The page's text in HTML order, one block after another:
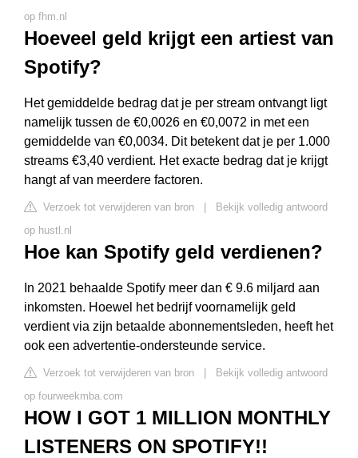
op fhm.nl
Hoeveel geld krijgt een artiest van
Spotify?
Het gemiddelde bedrag dat je per stream ontvangt ligt
namelijk tussen de €0,0026 en €0,0072 in met een
gemiddelde van €0,0034. Dit betekent dat je per 1.000
streams €3,40 verdient. Het exacte bedrag dat je krijgt
hangt af van meerdere factoren.
Verzoek tot verwijderen van bron
Bekijk volledig antwoord
op hustl.nl
Hoe kan Spotify geld verdienen?
In 2021 behaalde Spotify meer dan € 9.6 miljard aan
inkomsten. Hoewel het bedrijf voornamelijk geld
verdient via zijn betaalde abonnementsleden, heeft het
ook een advertentie-ondersteunde service.
Verzoek tot verwijderen van bron
Bekijk volledig antwoord
op fourweekmba.com
HOW I GOT 1 MILLION MONTHLY
LISTENERS ON SPOTIFY!!